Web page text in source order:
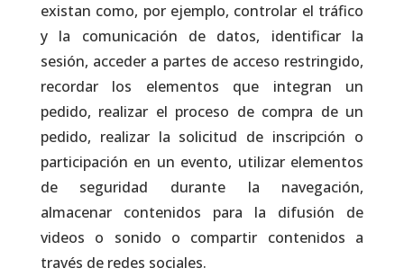
existan como, por ejemplo, controlar el tráfico
y la comunicación de datos, identificar la
sesión, acceder a partes de acceso restringido,
recordar los elementos que integran un
pedido, realizar el proceso de compra de un
pedido, realizar la solicitud de inscripción o
participación en un evento, utilizar elementos
de seguridad durante la navegación,
almacenar contenidos para la difusión de
videos o sonido o compartir contenidos a
través de redes sociales.